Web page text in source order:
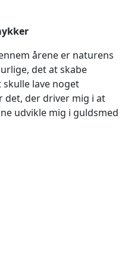
årene er naturens
det at skabe
skulle lave noget
det, der driver mig i at
udvikle mig i guldsmed